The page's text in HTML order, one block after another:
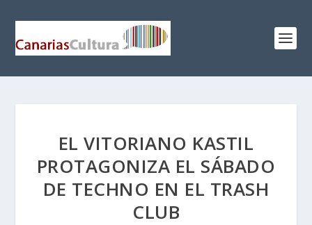
EL VITORIANO KASTIL
PROTAGONIZA EL SÁBADO
DE TECHNO EN EL TRASH
CLUB